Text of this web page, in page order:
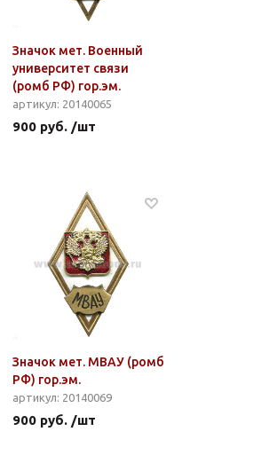
Значок мет. Военный
университет связи
(ромб РФ) гор.эм.
артикул: 20140065
900 руб. /шт
Значок мет. МВАУ (ромб
РФ) гор.эм.
артикул: 20140069
900 руб. /шт